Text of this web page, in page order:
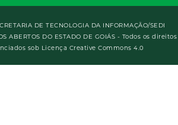
DE TECNOLOGIA DA INFORMAÇÃO/SEDI
ABERTOS DO ESTADO DE GOIÁS - Todos os direitos
sob Licença Creative Commons 4.0